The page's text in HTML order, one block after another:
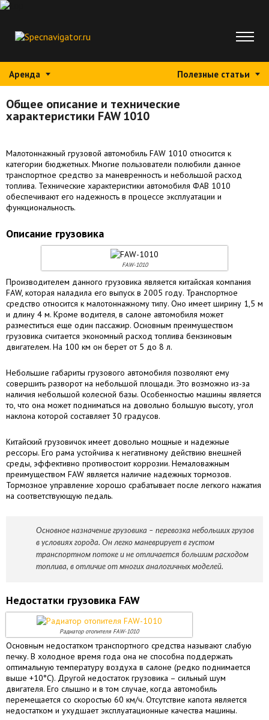
Аренда Полезные статьи
Общее описание и технические
характеристики FAW 1010
Малотоннажный грузовой автомобиль FAW 1010 относится к
категории бюджетных. Многие пользователи полюбили данное
транспортное средство за маневренность и небольшой расход
топлива. Технические характеристики автомобиля ФАВ 1010
обеспечивают его надежность в процессе эксплуатации и
функциональность.
Описание грузовика
FAW-1010
Производителем данного грузовика является китайская компания
FAW, которая наладила его выпуск в 2005 году. Транспортное
средство относится к малотоннажному типу. Оно имеет ширину 1,5 м
и длину 4 м. Кроме водителя, в салоне автомобиля может
разместиться еще один пассажир. Основным преимуществом
грузовика считается экономный расход топлива бензиновым
двигателем. На 100 км он берет от 5 до 8 л.
Небольшие габариты грузового автомобиля позволяют ему
совершить разворот на небольшой площади. Это возможно из-за
наличия небольшой колесной базы. Особенностью машины является
то, что она может подниматься на довольно большую высоту, угол
наклона которой составляет 30 градусов.
Китайский грузовичок имеет довольно мощные и надежные
рессоры. Его рама устойчива к негативному действию внешней
среды, эффективно противостоит коррозии. Немаловажным
преимуществом FAW является наличие надежных тормозов.
Тормозное управление хорошо срабатывает после легкого нажатия
на соответствующую педаль.
Основное назначение грузовика – перевозка небольших грузов
в условиях города. Он легко маневрирует в густом
транспортном потоке и не отличается большим расходом
топлива, в отличие от многих аналогичных моделей.
Недостатки грузовика FAW
Радиатор отопителя FAW-1010
Основным недостатком транспортного средства называют слабую
печку. В холодное время года она не способна поддержать
оптимальную температуру воздуха в салоне (редко поднимается
выше +10°С). Другой недостаток грузовика – сильный шум
двигателя. Его слышно и в том случае, когда автомобиль
перемещается со скоростью 60 км/ч. Отсутствие капота является
недостатком и ухудшает эксплуатационные качества машины.